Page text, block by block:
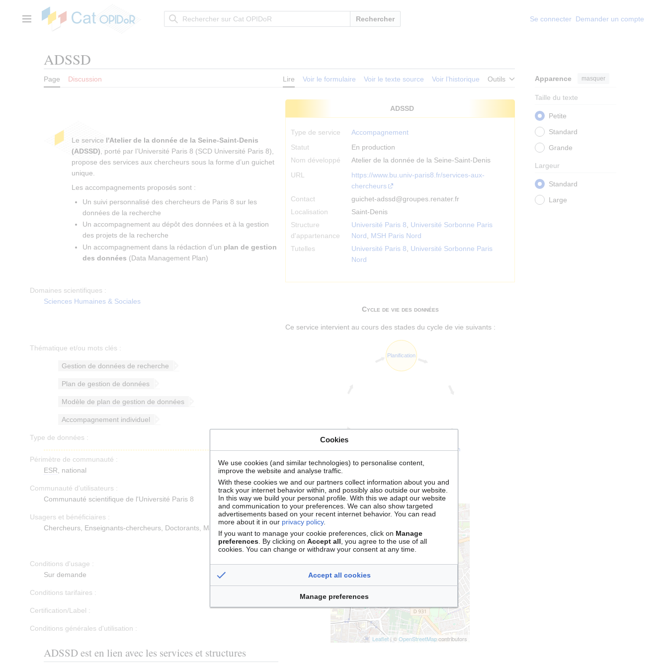
contenuMenu principal Rechercher Se connecter Demander un compte
ADSSD
Page Discussion Lire Voir le formulaire Voir le texte source Voir l’historique Outils Apparence masquer
Taille du texte
Petite
Standard
Grande
Largeur
Standard
Large
ADSSD
Type de service
Accompagnement
Statut
En production
Nom développé
Atelier de la donnée de la Seine-Saint-Denis
URL
https://www.bu.univ-paris8.fr/services-aux-
chercheurs
Contact
guichet-adssd@groupes.renater.fr
Localisation
Saint-Denis
Structure
d'appartenance
Université Paris 8
Université Sorbonne Paris
Nord
MSH Paris Nord
Tutelles
Université Paris 8
Université Sorbonne Paris
Nord
Cycle de vie des données
Ce service intervient au cours des stades du cycle de vie suivants :
Planification
Documentation
+
Leaflet | ©OpenStreetMapcontributors
Le service l'Atelier de la donnée de la Seine-Saint-Denis
(ADSSD) , porté par l’Université Paris 8 (SCD Université Paris 8),
propose des services aux chercheurs sous la forme d’un guichet
unique.
Les accompagnements proposés sont :
Un suivi personnalisé des chercheurs de Paris 8 sur les
données de la recherche
Un accompagnement au dépôt des données et à la gestion
des projets de la recherche
Un accompagnement dans la rédaction d’un plan de gestion
des données (Data Management Plan)
Domaines scientifiques :
Sciences Humaines & Sociales
Thématique et/ou mots clés :
Gestion de données de recherche
Plan de gestion de données
Modèle de plan de gestion de données
Accompagnement individuel
Type de données :
Périmètre de communauté :
ESR , national
Communauté d'utilisateurs :
Communauté scientifique de l'Université Paris 8
Usagers et bénéficiaires :
Chercheurs, Enseignants-chercheurs, Doctorants, Masterants
Conditions d'usage :
Sur demande
Conditions tarifaires :
Certification/Label :
Conditions générales d'utilisation :
ADSSD est en lien avec les services et structures
Cookies
We use cookies (and similar technologies) to personalise content,
improve the website and analyse traffic.
With these cookies we and our partners collect information about you and
track your internet behavior within, and possibly also outside our website.
In this way we build your personal profile. With this we adapt our website
and communication to your preferences. We can also show targeted
advertisements based on your recent internet behavior. You can read
more about it in our privacy policy.
If you want to manage your cookie preferences, click on Manage
preferences. By clicking on Accept all, you agree to the use of all
cookies. You can change or withdraw your consent at any time.
Accept all cookies
Manage preferences